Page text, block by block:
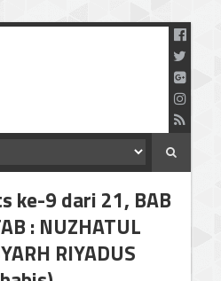
ke-9 dari 21, BAB
: NUZHATUL
RIYADUS